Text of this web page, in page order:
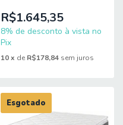
R$1.645,35
8% de desconto à vista no
Pix
10 x de R$178,84 sem juros
Esgotado